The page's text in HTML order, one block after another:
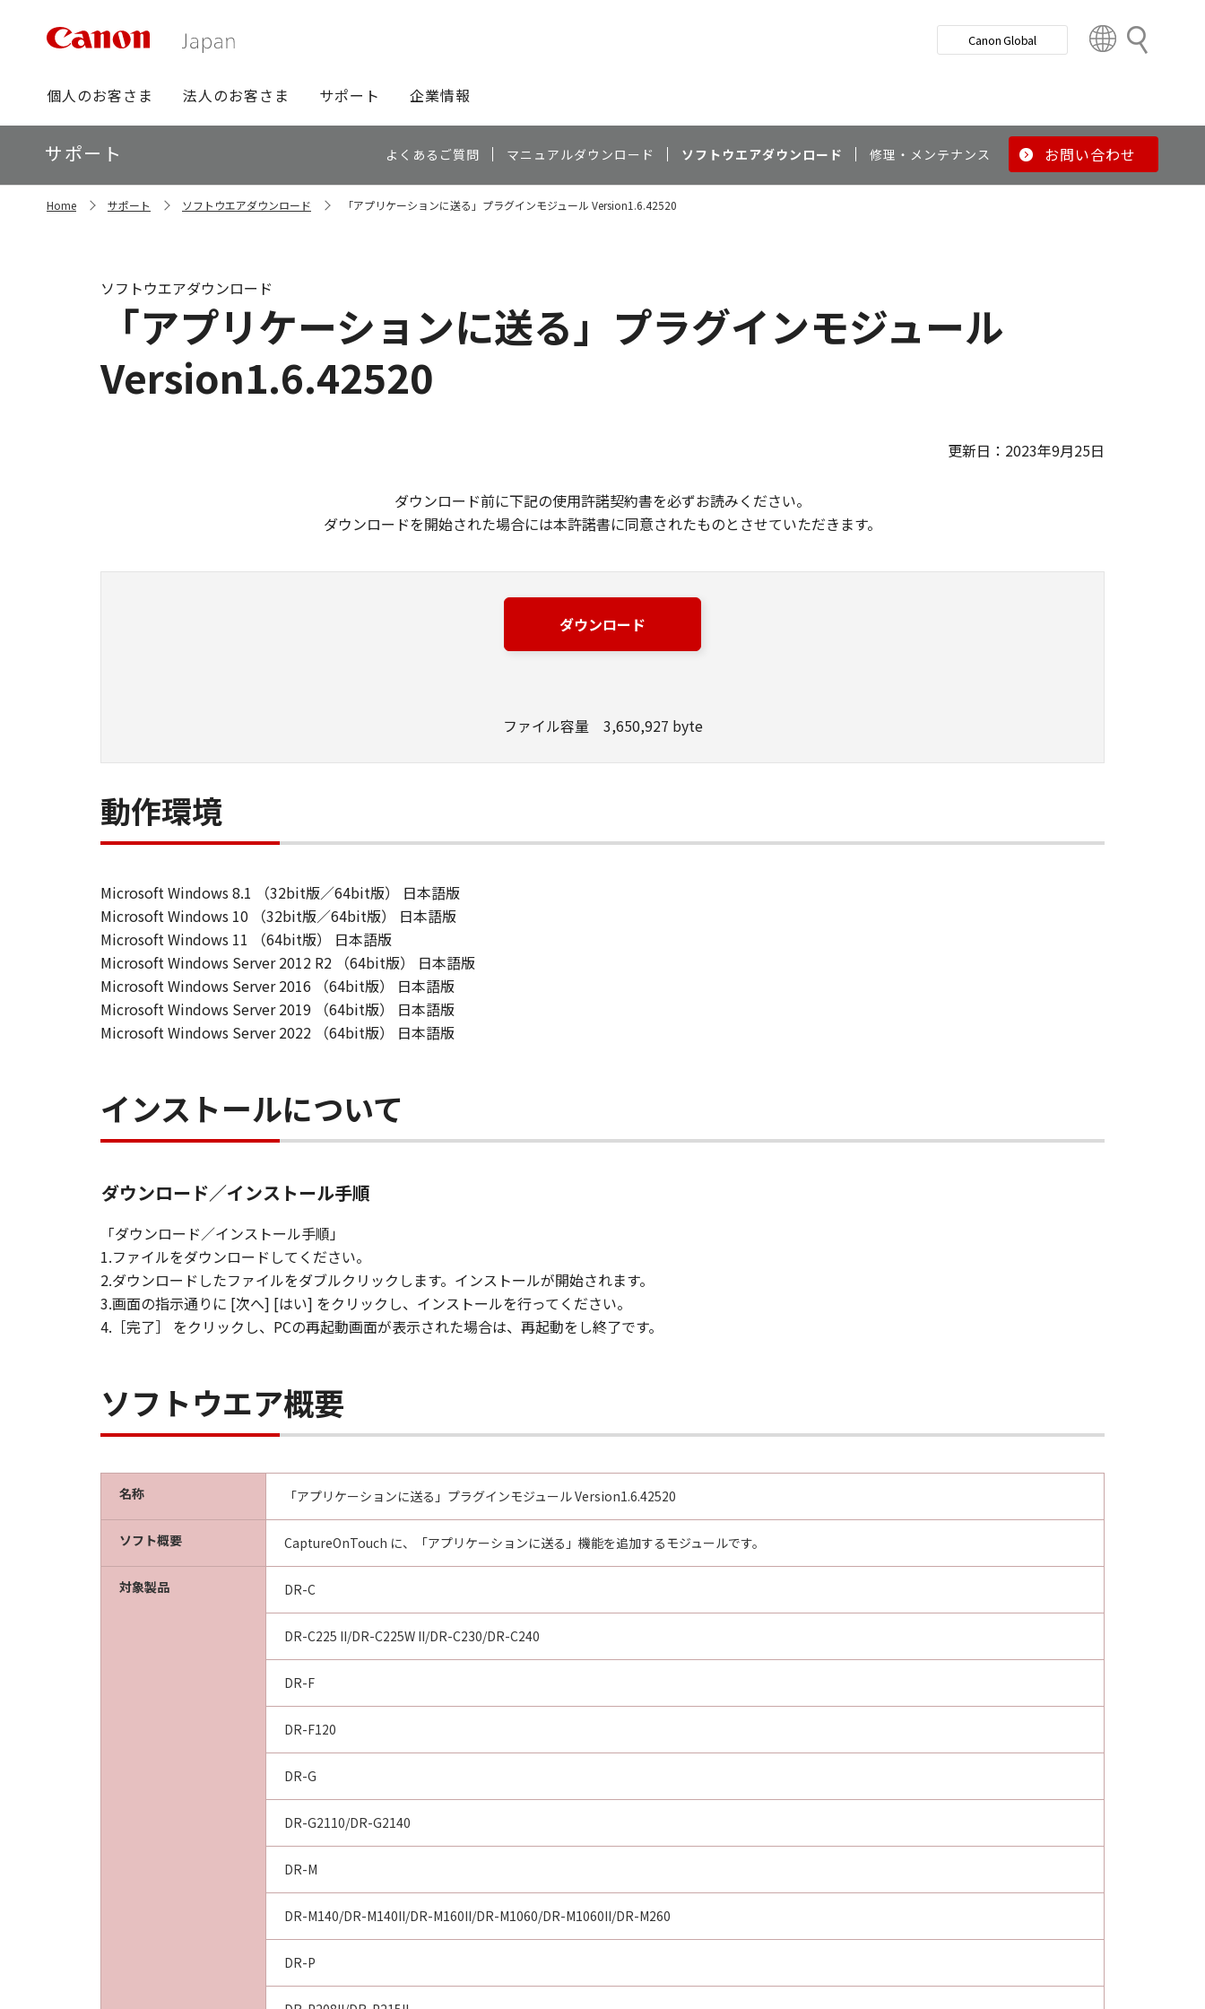
検
グ
ロ
ー
バ
ビ
個人のお客さま 法人のお客さま サポート 企業情報
Canon Global
t
y
ロ
ー
カ
ル
サポート よくあるご質問 マニュアルダウンロード ソフトウエアダウンロード 修理・メンテナンス お問い合わせ
Home サポート ソフトウエアダウンロード 「アプリケーションに送る」プラグインモジュール Version1.6.42520
「アプリケーションに送る」プラグインモジュール
Version1.6.42520
ソフトウエアダウンロード
更新日：2023年9月25日
ダウンロード前に下記の使用許諾契約書を必ずお読みください。
ダウンロードを開始された場合には本許諾書に同意されたものとさせていただきます。
ダウンロード
ファイル容量 3,650,927 byte
動作環境
Microsoft Windows 8.1 （32bit版／64bit版） 日本語版
Microsoft Windows 10 （32bit版／64bit版） 日本語版
Microsoft Windows 11 （64bit版） 日本語版
Microsoft Windows Server 2012 R2 （64bit版） 日本語版
Microsoft Windows Server 2016 （64bit版） 日本語版
Microsoft Windows Server 2019 （64bit版） 日本語版
Microsoft Windows Server 2022 （64bit版） 日本語版
インストールについて
ダウンロード／インストール手順
「ダウンロード／インストール手順」
1.ファイルをダウンロードしてください。
2.ダウンロードしたファイルをダブルクリックします。インストールが開始されます。
3.画面の指示通りに [次へ] [はい] をクリックし、インストールを行ってください。
4.［完了］ をクリックし、PCの再起動画面が表示された場合は、再起動をし終了です。
ソフトウエア概要
名称 「アプリケーションに送る」プラグインモジュール Version1.6.42520
ソフト概要 CaptureOnTouch に、「アプリケーションに送る」機能を追加するモジュールです。
対象製品 DR-C
DR-C225 II/DR-C225W II/DR-C230/DR-C240
DR-F
DR-F120
DR-G
DR-G2110/DR-G2140
DR-M
DR-M140/DR-M140II/DR-M160II/DR-M1060/DR-M1060II/DR-M260
DR-P